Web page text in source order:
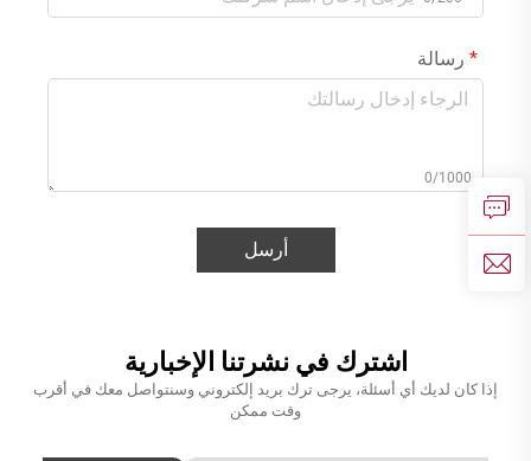
رسالة
0/1000
أرسل
اشترك في نشرتنا الإخبارية
إذا كان لديك أي أسئلة، يرجى ترك بريد إلكتروني وسنتواصل معك في أقرب
وقت ممكن